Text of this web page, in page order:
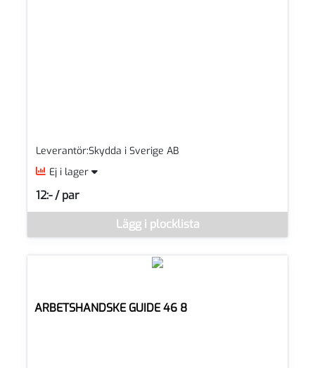
Leverantör:Skydda i Sverige AB
Ej i lager
Denna vara går inte att beställa via webben just nu, vänligen
Lägg i plocklista
12:- / par
SEK per PAR
ARBETSHANDSKE GUIDE 46 8